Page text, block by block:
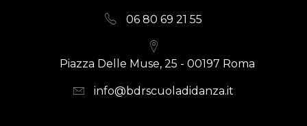
06 80 69 21 55
Piazza Delle Muse, 25 - 00197 Roma
info@bdrscuoladidanza.it